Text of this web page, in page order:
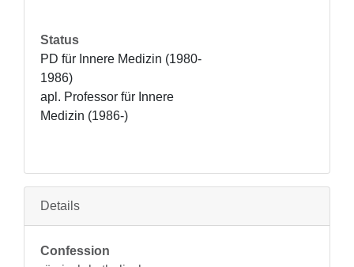
Status
PD für Innere Medizin (1980-
1986)
apl. Professor für Innere
Medizin (1986-)
Details
Confession